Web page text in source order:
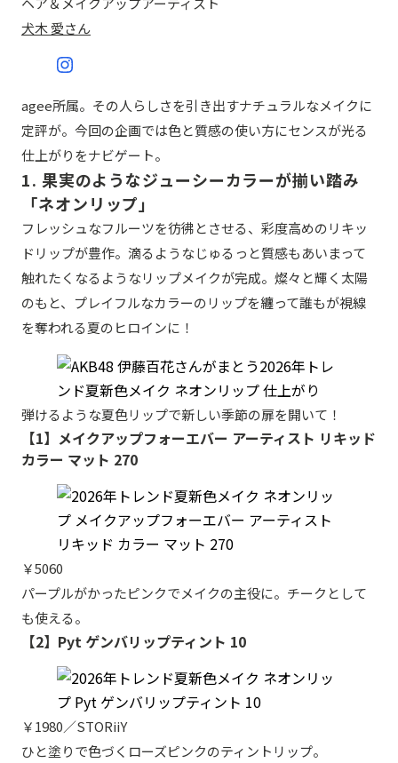
犬木 愛さん
agee所属。その人らしさを引き出すナチュラルなメイクに
定評が。今回の企画では色と質感の使い方にセンスが光る
仕上がりをナビゲート。
1. 果実のようなジューシーカラーが揃い踏み
「ネオンリップ」
フレッシュなフルーツを彷彿とさせる、彩度高めのリキッ
ドリップが豊作。滴るようなじゅるっと質感もあいまって
触れたくなるようなリップメイクが完成。燦々と輝く太陽
のもと、プレイフルなカラーのリップを纏って誰もが視線
を奪われる夏のヒロインに！
弾けるような夏色リップで新しい季節の扉を開いて！
【1】メイクアップフォーエバー アーティスト リキッド
カラー マット 270
￥5060
パープルがかったピンクでメイクの主役に。チークとして
も使える。
【2】Pyt ゲンバリップティント 10
￥1980／STORiiY
ひと塗りで色づくローズピンクのティントリップ。